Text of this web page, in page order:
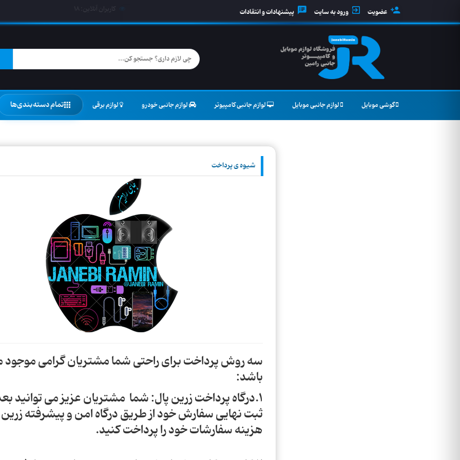
عضویت ورود به سایت پیشنهادات و انتقادات
گوشی موبایل لوازم جانبی موبایل لوازم جانبی کامپیوتر لوازم جانبی خودرو لوازم برقی تمام دسته‌بندی‌ها
شیوه ی پرداخت
سه روش پرداخت برای راحتی شما مشتریان گرامی موجود
باشد:
1.درگاه پرداخت زرین پال: شما مشتریان عزیز می توانید
ثبت نهایی سفارش خود از طریق درگاه امن و پیشرفته زرین
هزینه سفارشات خود را پرداخت کنید.